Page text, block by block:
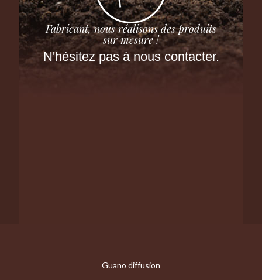
Fabricant, nous réalisons des produits
sur mesure !
N'hésitez pas à nous contacter.
Guano diffusion